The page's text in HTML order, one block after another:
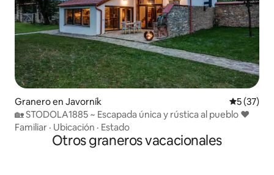
Granero en Javorník
5 (37)
🏡 STODOLA1885 ~ Escapada única y rústica al pueblo ❤️
Familiar · Ubicación · Estado
Otros graneros vacacionales